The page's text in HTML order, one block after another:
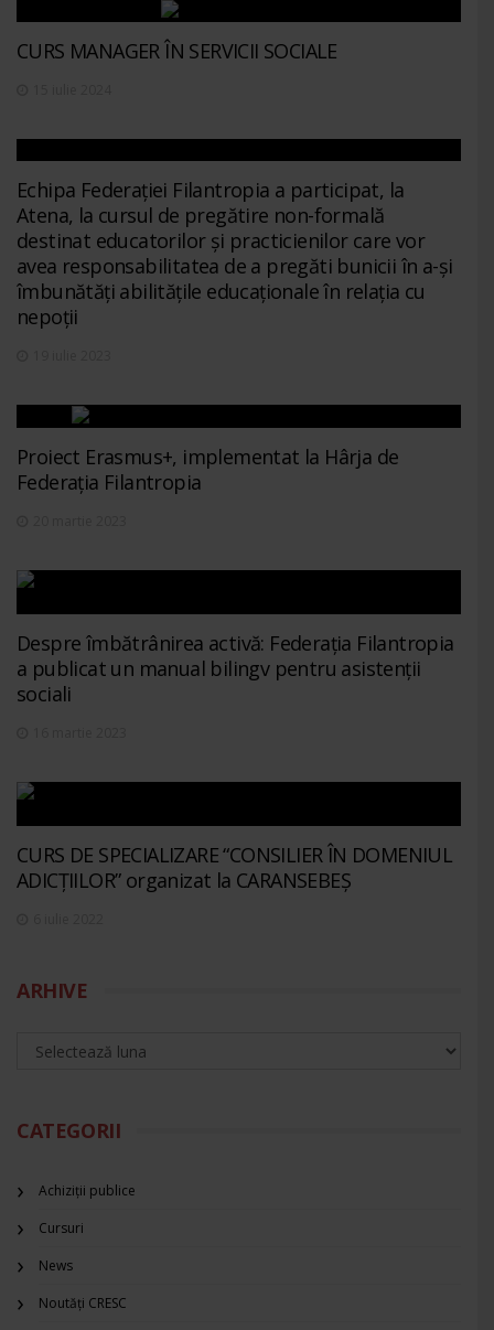
CURS MANAGER ÎN SERVICII SOCIALE
Echipa Federației Filantropia a participat, la
Atena, la cursul de pregătire non-formală
destinat educatorilor și practicienilor care vor
avea responsabilitatea de a pregăti bunicii în a-și
îmbunătăți abilitățile educaționale în relația cu
nepoții
Proiect Erasmus+, implementat la Hârja de
Federația Filantropia
Despre îmbătrânirea activă: Federația Filantropia
a publicat un manual bilingv pentru asistenții
sociali
CURS DE SPECIALIZARE “CONSILIER ÎN DOMENIUL
ADICȚIILOR” organizat la CARANSEBEȘ
ARHIVE
CATEGORII
Achiziții publice
Cursuri
News
Noutăți CRESC